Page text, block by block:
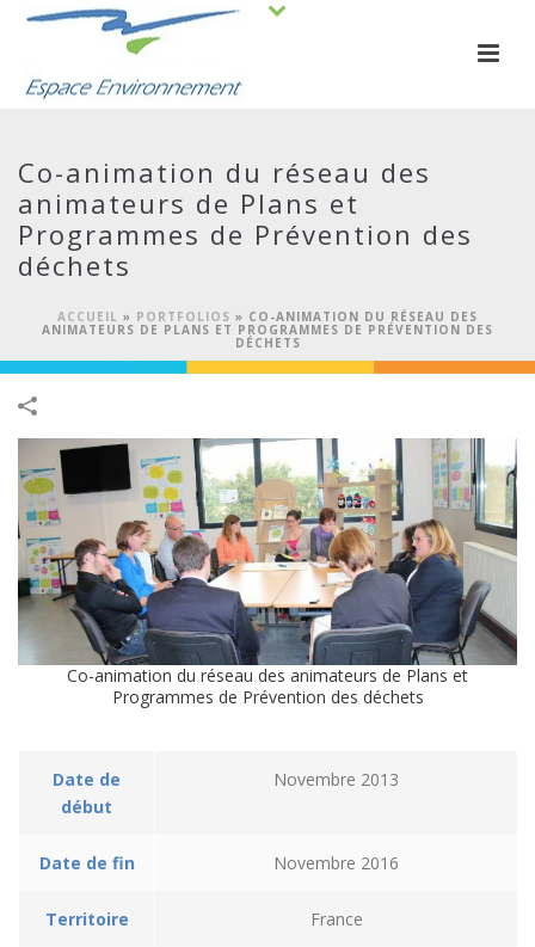
Co-animation du réseau des
animateurs de Plans et
Programmes de Prévention des
déchets
ACCUEIL » PORTFOLIOS » CO-ANIMATION DU RÉSEAU DES
ANIMATEURS DE PLANS ET PROGRAMMES DE PRÉVENTION DES
DÉCHETS
Co-animation du réseau des animateurs de Plans et
Programmes de Prévention des déchets
Date de
début
Novembre 2013
Date de fin Novembre 2016
Territoire France